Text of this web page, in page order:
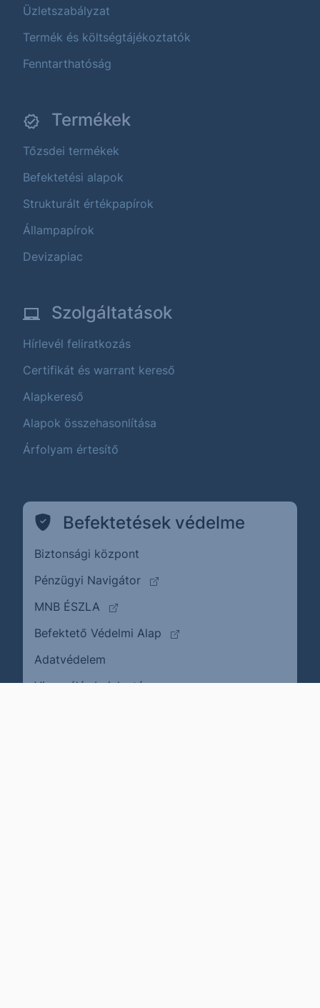
Üzletszabályzat
Termék és költségtájékoztatók
Fenntarthatóság
Termékek
Tőzsdei termékek
Befektetési alapok
Strukturált értékpapírok
Állampapírok
Devizapiac
Szolgáltatások
Hírlevél feliratkozás
Certifikát és warrant kereső
Alapkereső
Alapok összehasonlítása
Árfolyam értesítő
Befektetések védelme
Biztonsági központ
Pénzügyi Navigátor
(külső oldalra ugrik)
MNB ÉSZLA
(külső oldalra ugrik)
Befektető Védelmi Alap
(külső oldalra ugrik)
Adatvédelem
Visszaélés bejelentése(külső oldalra ugrik)